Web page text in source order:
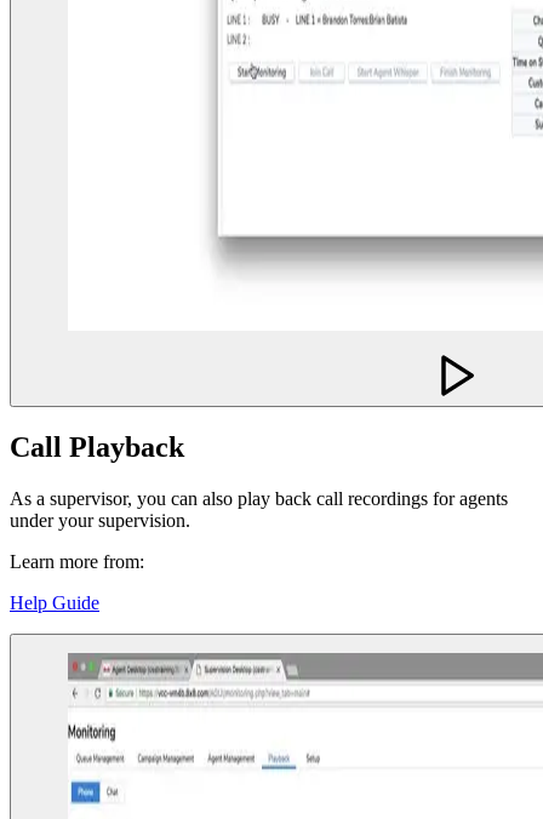
Call Playback
As a supervisor, you can also play back call recordings for agents
under your supervision.
Learn more from:
Help Guide